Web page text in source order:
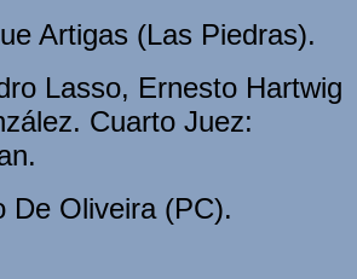
Artigas (Las Piedras).
Lasso, Ernesto Hartwig
Cuarto Juez:
De Oliveira (PC).